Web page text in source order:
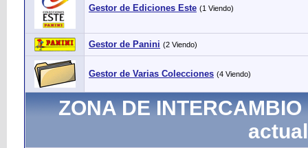
Gestor de Ediciones Este (1 Viendo)
Gestor de Panini (2 Viendo)
Gestor de Varias Colecciones (4 Viendo)
ZONA DE